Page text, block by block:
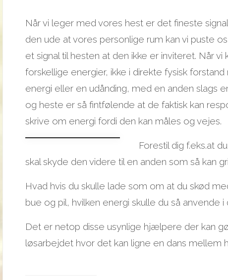
Når vi leger med vores hest er det fineste
den ude at vores personlige rum kan vi puste
et signal til hesten at den ikke er inviteret. Når
forskellige energier, ikke i direkte fysisk
energi eller en udånding, med en anden slags
og heste er så fintfølende at de faktisk kan
skrive om energi fordi den kan måles og vejes.
Forestil dig f.eks.at
skal skyde den videre til en anden som så kan
Hvad hvis du skulle lade som om at du skød
bue og pil, hvilken energi skulle du så anvende i
Det er netop disse usynlige hjælpere der kan
løsarbejdet hvor det kan ligne en dans mellem